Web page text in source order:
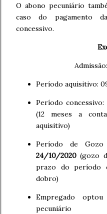
O abono pecuniário
caso do pagamento
concessivo.
Admissão:
Período aquisitivo:
Período
(12 meses a
aquisitivo)
Período de
24/10/2020 (gozo
prazo do período
dobro)
Empregado
pecuniário